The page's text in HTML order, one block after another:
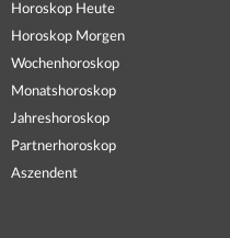
Horoskop Heute
Horoskop Morgen
Wochenhoroskop
Monatshoroskop
Jahreshoroskop
Partnerhoroskop
Aszendent